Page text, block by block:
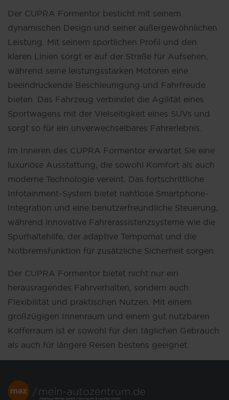
Der CUPRA Formentor besticht mit seinem
dynamischen Design und seiner außergewöhnlichen
Leistung. Mit seinem sportlichen Profil und den
klaren Linien sorgt er auf der Straße für Aufsehen,
während seine leistungsstarken Motoren eine
beeindruckende Beschleunigung und Fahrfreude
bieten. Das Fahrzeug verbindet die Agilität eines
Sportwagens mit der Vielseitigkeit eines SUVs und
sorgt so für ein unverwechselbares Fahrerlebnis.
Im Inneren des CUPRA Formentor erwartet Sie eine
luxuriöse Ausstattung, die sowohl Komfort als auch
moderne Technologie vereint. Das fortschrittliche
Infotainment-System bietet nahtlose Smartphone-
Integration und eine benutzerfreundliche Steuerung,
während innovative Fahrerassistenzsysteme wie die
Spurhaltehilfe, der adaptive Tempomat und die
Notbremsfunktion für zusätzliche Sicherheit sorgen.
Der CUPRA Formentor bietet nicht nur ein
herausragendes Fahrverhalten, sondern auch
Flexibilität und praktischen Nutzen. Mit einem
großzügigen Innenraum und einem gut nutzbaren
Kofferraum ist er sowohl für den täglichen Gebrauch
als auch für längere Reisen bestens geeignet.